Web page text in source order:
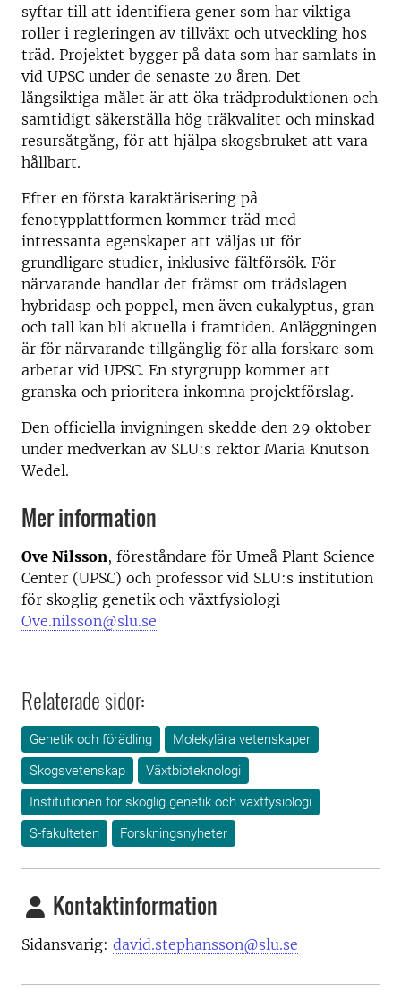
syftar till att identifiera gener som har viktiga
roller i regleringen av tillväxt och utveckling hos
träd. Projektet bygger på data som har samlats in
vid UPSC under de senaste 20 åren. Det
långsiktiga målet är att öka trädproduktionen och
samtidigt säkerställa hög träkvalitet och minskad
resursåtgång, för att hjälpa skogsbruket att vara
hållbart.
Efter en första karaktärisering på
fenotypplattformen kommer träd med
intressanta egenskaper att väljas ut för
grundligare studier, inklusive fältförsök. För
närvarande handlar det främst om trädslagen
hybridasp och poppel, men även eukalyptus, gran
och tall kan bli aktuella i framtiden. Anläggningen
är för närvarande tillgänglig för alla forskare som
arbetar vid UPSC. En styrgrupp kommer att
granska och prioritera inkomna projektförslag.
Den officiella invigningen skedde den 29 oktober
under medverkan av SLU:s rektor Maria Knutson
Wedel.
Mer information
Ove Nilsson, föreståndare för Umeå Plant Science
Center (UPSC) och professor vid SLU:s institution
för skoglig genetik och växtfysiologi
Ove.nilsson@slu.se
Relaterade sidor:
Genetik och förädling
Molekylära vetenskaper
Skogsvetenskap
Växtbioteknologi
Institutionen för skoglig genetik och växtfysiologi
S-fakulteten
Forskningsnyheter
Kontaktinformation
Sidansvarig: david.stephansson@slu.se